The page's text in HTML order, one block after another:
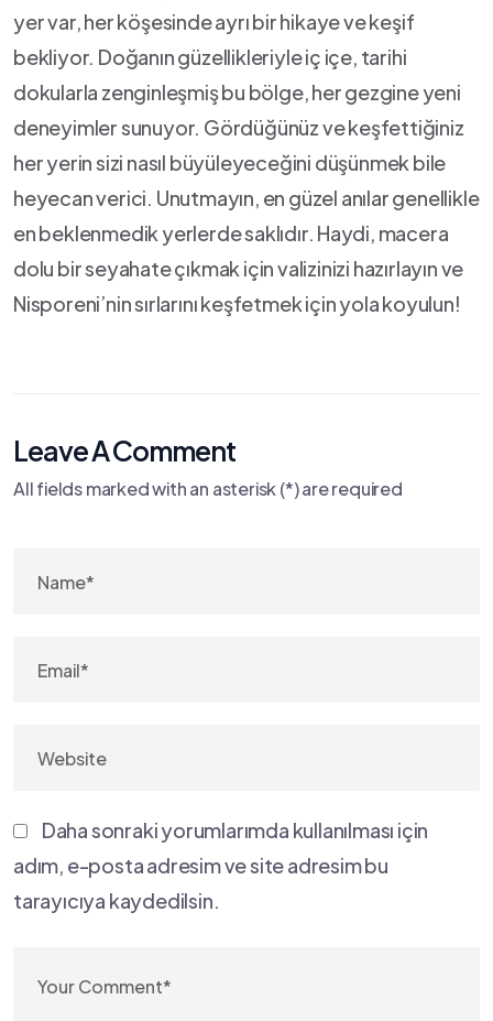
yer var, her köşesinde ⁤ayrı bir hikaye ‍ve keşif
bekliyor. Doğanın güzellikleriyle iç içe, tarihi
dokularla zenginleşmiş ⁤bu bölge,⁤ her gezgine yeni
deneyimler sunuyor. Gördüğünüz ve keşfettiğiniz
her yerin sizi​ nasıl büyüleyeceğini düşünmek bile
heyecan verici. Unutmayın, en güzel anılar genellikle
en beklenmedik yerlerde saklıdır. ⁤Haydi, macera
dolu bir seyahate çıkmak için valizinizi hazırlayın ‍ve
Nisporeni’nin sırlarını keşfetmek için yola koyulun!
Leave A Comment
All fields marked with an asterisk (*) are required
Daha sonraki yorumlarımda kullanılması için
adım, e-posta adresim ve site adresim bu
tarayıcıya kaydedilsin.